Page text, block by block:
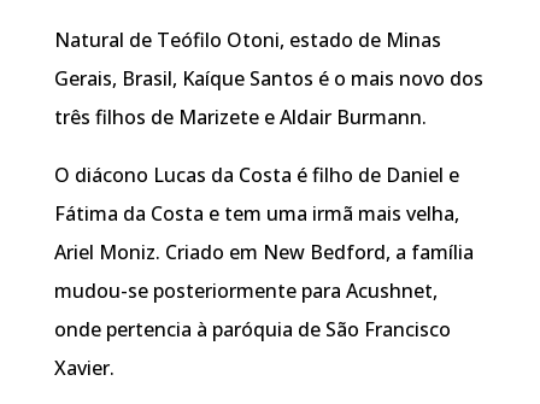
Natural de Teófilo Otoni, estado de Minas
Gerais, Brasil, Kaíque Santos é o mais novo dos
três filhos de Marizete e Aldair Burmann.
O diácono Lucas da Costa é filho de Daniel e
Fátima da Costa e tem uma irmã mais velha,
Ariel Moniz. Criado em New Bedford, a família
mudou-se posteriormente para Acushnet,
onde pertencia à paróquia de São Francisco
Xavier.